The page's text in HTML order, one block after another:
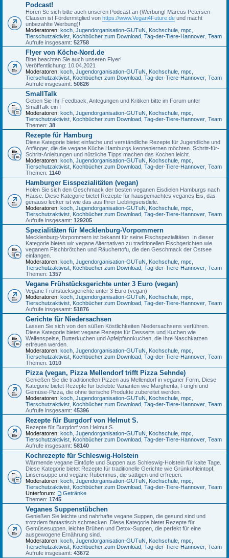
Podcast!
Hören Se sich bitte auch unseren Podcast an (Werbung! Marcus Petersen-
Clausen ist Fördermitglied von https://www.Vegan4Future.de und macht
unbezahlte Werbung)!
Moderatoren: koch Jugendorganisation-GUTuN Kochschule mpc
Tierschutzaktivist Kochbücher zum Download Tag-der-Tiere-Hannover Team
Aufrufe insgesamt: 52758
Flyer von Köche-Nord.de
Bitte beachten Sie auch unseren Flyer!
Veröffentlichung: 10.04.2021
Moderatoren: koch Jugendorganisation-GUTuN Kochschule mpc
Tierschutzaktivist Kochbücher zum Download Tag-der-Tiere-Hannover Team
Aufrufe insgesamt: 50826
SmallTalk
Geben Sie Ihr Feedback, Antegungen und Kritiken bitte im Forum unter
SmallTalk ein !
Moderatoren: koch Jugendorganisation-GUTuN Kochschule mpc
Tierschutzaktivist Kochbücher zum Download Tag-der-Tiere-Hannover Team
Themen: 38
Rezepte für Hamburg
Diese Kategorie bietet einfache und verständliche Rezepte für Jugendliche und
Anfänger, die die vegane Küche Hamburgs kennenlernen möchten. Schritt-für-
Schritt-Anleitungen und nützliche Tipps machen das Kochen leicht.
Moderatoren: koch Jugendorganisation-GUTuN Kochschule mpc
Tierschutzaktivist Kochbücher zum Download Tag-der-Tiere-Hannover Team
Themen: 1140
Hamburger Eisspezialitäten (vegan)
Holen Sie sich den Geschmack der besten veganen Eisdielen Hamburgs nach
Hause. Diese Kategorie bietet Rezepte für hausgemachtes veganes Eis, das
genauso lecker ist wie das aus Ihrer Lieblingseisdiele.
Moderatoren: koch Jugendorganisation-GUTuN Kochschule mpc
Tierschutzaktivist Kochbücher zum Download Tag-der-Tiere-Hannover Team
Aufrufe insgesamt: 129205
Spezialitäten für Mecklenburg-Vorpommern
Mecklenburg-Vorpommern ist bekannt für seine Fischspezialitäten. In dieser
Kategorie bieten wir vegane Alternativen zu traditionellen Fischgerichten wie
veganem Fischbrötchen und Räuchertofu, die den Geschmack der Ostsee
einfangen.
Moderatoren: koch Jugendorganisation-GUTuN Kochschule mpc
Tierschutzaktivist Kochbücher zum Download Tag-der-Tiere-Hannover Team
Themen: 1357
Vegane Frühstücksgerichte unter 3 Euro (vegan)
Vegane Frühstücksgerichte unter 3 Euro (vegan)
Moderatoren: koch Jugendorganisation-GUTuN Kochschule mpc
Tierschutzaktivist Kochbücher zum Download Tag-der-Tiere-Hannover Team
Aufrufe insgesamt: 51876
Gerichte für Niedersachsen
Lassen Sie sich von den süßen Köstlichkeiten Niedersachsens verführen.
Diese Kategorie bietet vegane Rezepte für Desserts und Kuchen wie
Welfenspeise, Butterkuchen und Apfelpfannkuchen, die Ihre Naschkatzen
erfreuen werden.
Moderatoren: koch Jugendorganisation-GUTuN Kochschule mpc
Tierschutzaktivist Kochbücher zum Download Tag-der-Tiere-Hannover Team
Themen: 1010
Pizza (vegan, Pizza Mellendorf trifft Pizza Sehnde)
Genießen Sie die traditionellen Pizzen aus Mellendorf in veganer Form. Diese
Kategorie bietet Rezepte für beliebte Varianten wie Margherita, Funghi und
Gemüse-Pizza, die ohne tierische Produkte zubereitet werden.
Moderatoren: koch Jugendorganisation-GUTuN Kochschule mpc
Tierschutzaktivist Kochbücher zum Download Tag-der-Tiere-Hannover Team
Aufrufe insgesamt: 45396
Rezepte für Burgdorf von Helmut S.
Rezepte für Burgdorf von Helmut S.
Moderatoren: koch Jugendorganisation-GUTuN Kochschule mpc
Tierschutzaktivist Kochbücher zum Download Tag-der-Tiere-Hannover Team
Aufrufe insgesamt: 58140
Kochrezepte für Schleswig-Holstein
Wärmende vegane Eintöpfe und Suppen aus Schleswig-Holstein für kalte Tage.
Diese Kategorie bietet Rezepte für traditionelle Gerichte wie Grünkohleintopf,
Linsensuppe und vegane Rübenmus, die sättigen und erfreuen.
Moderatoren: koch Jugendorganisation-GUTuN Kochschule mpc
Tierschutzaktivist Kochbücher zum Download Tag-der-Tiere-Hannover Team
Unterforum:
Getränke
Themen: 1745
Veganes Suppenstübchen
Genießen Sie leichte und nahrhafte vegane Suppen, die gesund sind und
trotzdem fantastisch schmecken. Diese Kategorie bietet Rezepte für
Gemüsesuppen, leichte Brühen und Detox-Suppen, die perfekt für eine
ausgewogene Ernährung sind.
Moderatoren: koch Jugendorganisation-GUTuN Kochschule mpc
Tierschutzaktivist Kochbücher zum Download Tag-der-Tiere-Hannover Team
Aufrufe insgesamt: 43672